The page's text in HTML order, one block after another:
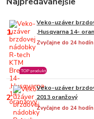
1.
Veko-uzáver
,Husqvarna 14-
Zvyčajne do 24
TOP produkt
2.
Veko-uzáver
2013 oranžový
Zvyčajne do 24